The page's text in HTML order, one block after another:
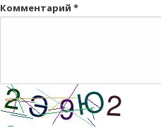
Комментарий *